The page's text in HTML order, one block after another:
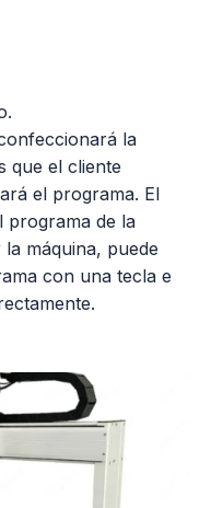
la
que el cliente
el programa. El
programa de la
máquina, puede
con una tecla e